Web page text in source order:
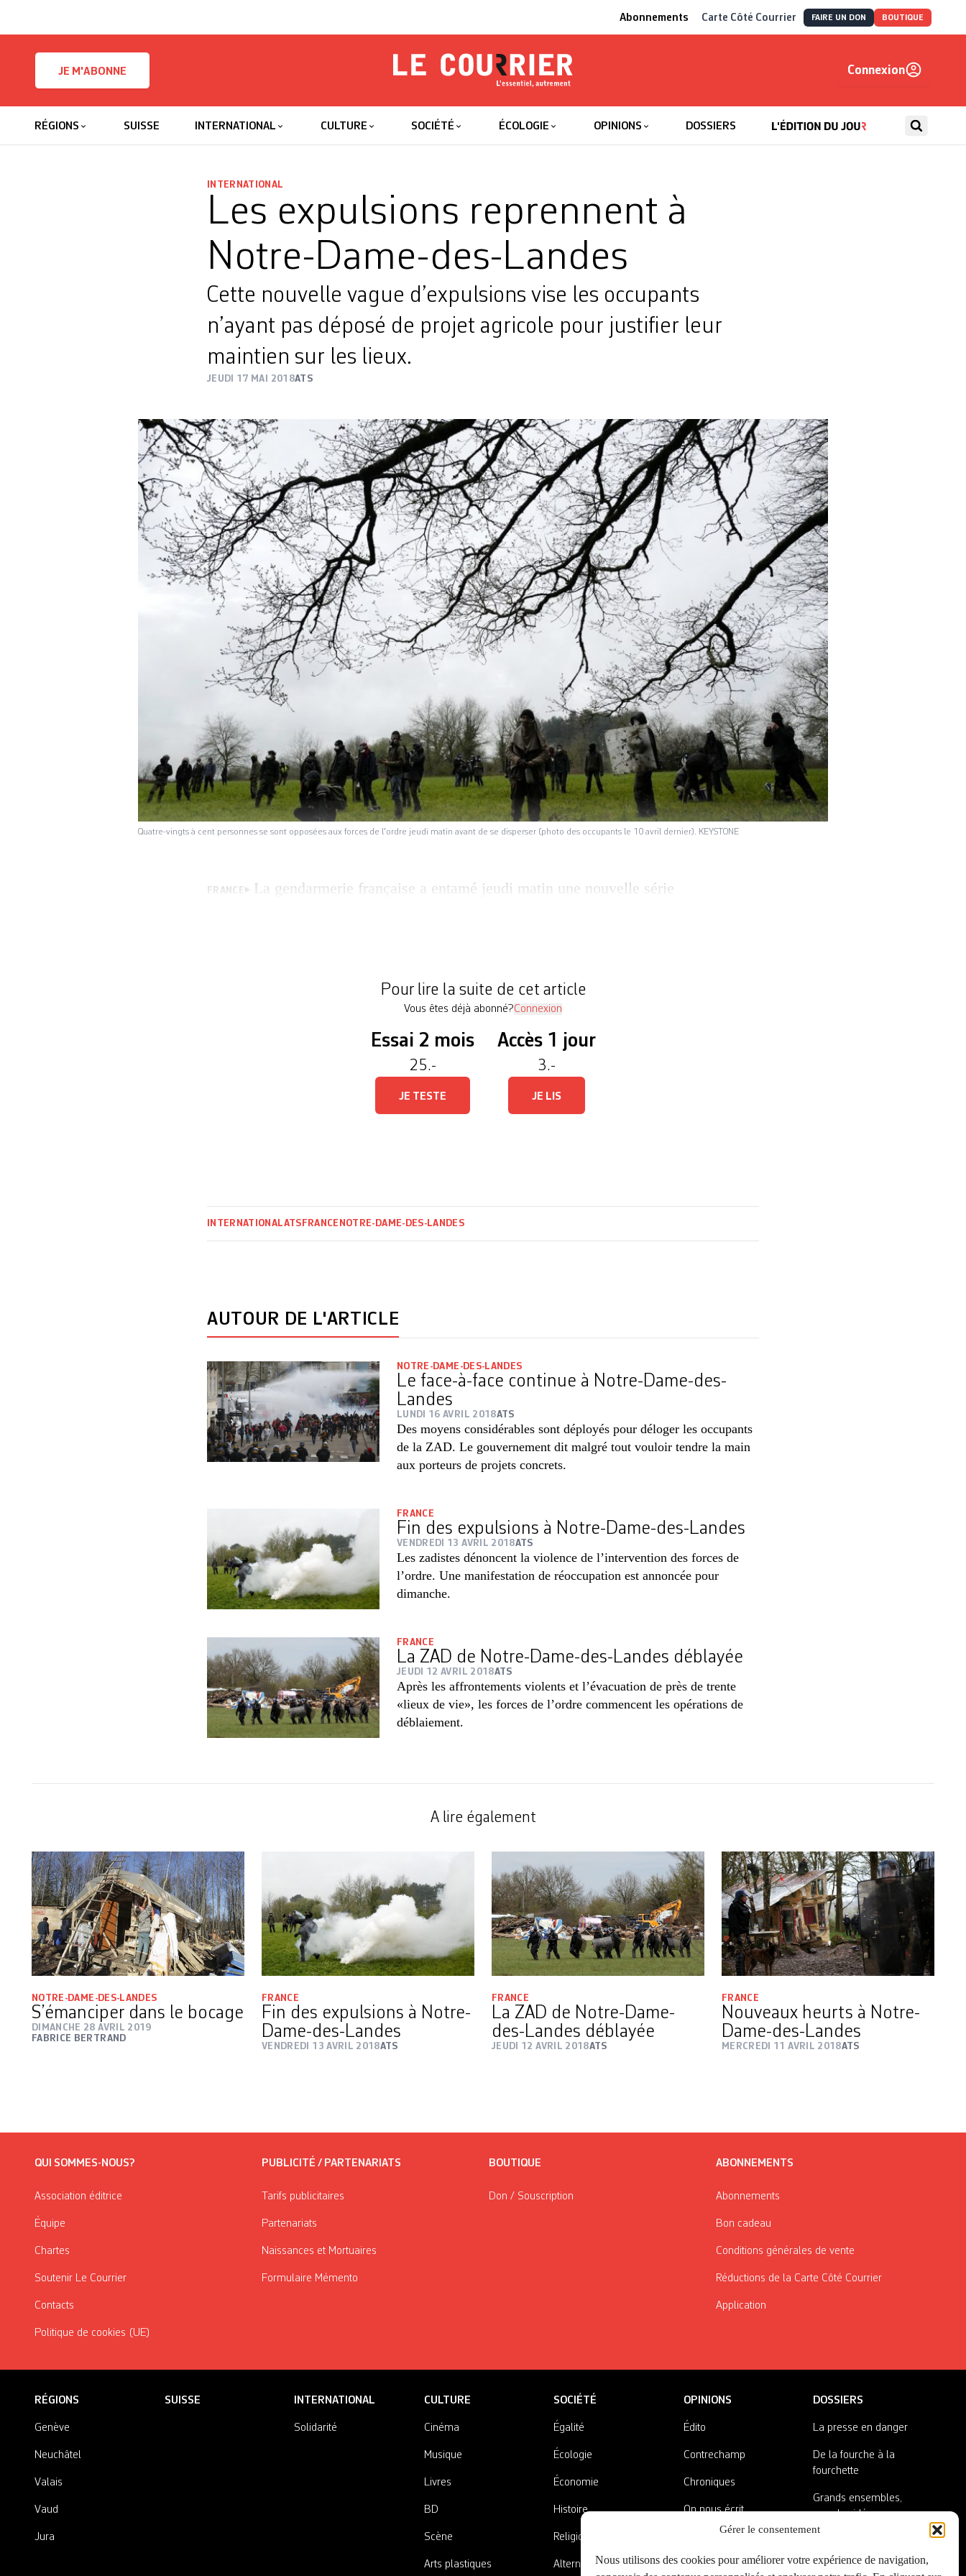
Gérer le consentement
Nous utilisons des cookies pour améliorer votre expérience de navigation,
Abonnements Carte Côté Courrier FAIRE UN DON BOUTIQUE
JE M'ABONNE
Le Courrier
Connexion
RÉGIONS SUISSE INTERNATIONAL CULTURE SOCIÉTÉ ÉCOLOGIE OPINIONS DOSSIERS
INTERNATIONAL
Les expulsions reprennent à
Notre-Dame-des-Landes
Cette nouvelle vague d’expulsions vise les occupants
n’ayant pas déposé de projet agricole pour justifier leur
maintien sur les lieux.
JEUDI 17 MAI 2018ATS
Quatre-vingts à cent personnes se sont opposées aux forces de l'ordre jeudi matin avant de se disperser (photo des occupants le 10 avril dernier). KEYSTONE
FRANCE
La gendarmerie française a entamé jeudi matin une nouvelle série
Pour lire la suite de cet article
Vous êtes déjà abonné?Connexion
Essai 2 mois
25.-
JE TESTE
Accès 1 jour
3.-
JE LIS
INTERNATIONALATS FRANCE NOTRE-DAME-DES-LANDES
AUTOUR DE L'ARTICLE
NOTRE-DAME-DES-LANDES
Le face-à-face continue à Notre-Dame-des-
Landes
LUNDI 16 AVRIL 2018ATS
Des moyens considérables sont déployés pour déloger les occupants
de la ZAD. Le gouvernement dit malgré tout vouloir tendre la main
aux porteurs de projets concrets.
FRANCE
Fin des expulsions à Notre-Dame-des-Landes
VENDREDI 13 AVRIL 2018ATS
Les zadistes dénoncent la violence de l’intervention des forces de
l’ordre. Une manifestation de réoccupation est annoncée pour
dimanche.
FRANCE
La ZAD de Notre-Dame-des-Landes déblayée
JEUDI 12 AVRIL 2018ATS
Après les affrontements violents et l’évacuation de près de trente
«lieux de vie», les forces de l’ordre commencent les opérations de
déblaiement.
A lire également
NOTRE-DAME-DES-LANDES
S’émanciper dans le bocage
DIMANCHE 28 AVRIL 2019
FABRICE BERTRAND
FRANCE
Fin des expulsions à Notre-
Dame-des-Landes
VENDREDI 13 AVRIL 2018ATS
FRANCE
La ZAD de Notre-Dame-
des-Landes déblayée
JEUDI 12 AVRIL 2018ATS
FRANCE
Nouveaux heurts à Notre-
Dame-des-Landes
MERCREDI 11 AVRIL 2018ATS
QUI SOMMES-NOUS?
Association éditrice
Équipe
Chartes
Soutenir Le Courrier
Contacts
Politique de cookies (UE)
PUBLICITÉ / PARTENARIATS
Tarifs publicitaires
Partenariats
Naissances et Mortuaires
Formulaire Mémento
BOUTIQUE
Don / Souscription
ABONNEMENTS
Abonnements
Bon cadeau
Conditions générales de vente
Réductions de la Carte Côté Courrier
Application
RÉGIONS
Genève
Neuchâtel
Valais
Vaud
Jura
SUISSE INTERNATIONAL
Solidarité
CULTURE
Cinéma
Musique
Livres
BD
Scène
Arts plastiques
SOCIÉTÉ
Égalité
Écologie
Économie
Histoire
Religions
Alternatives
OPINIONS
Édito
Contrechamp
Chroniques
On nous écrit
A côté de la plaque
DOSSIERS
La presse en danger
De la fourche à la
fourchette
Grands ensembles,
grandes idées